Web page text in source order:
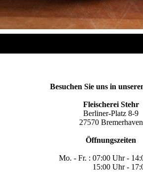
Besuchen Sie uns in
Fleischerei Stehr
Berliner-Platz 8-9
27570 Bremerhaven
Öffnungszeiten
Mo. - Fr. : 07:00 Uhr -
15:00 Uhr -